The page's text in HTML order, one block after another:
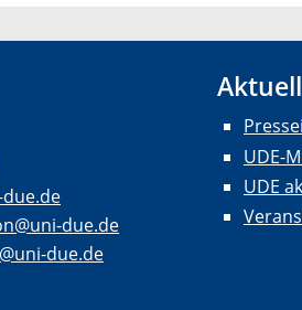
due.de
due.de
Aktuell
UDE-
UDE